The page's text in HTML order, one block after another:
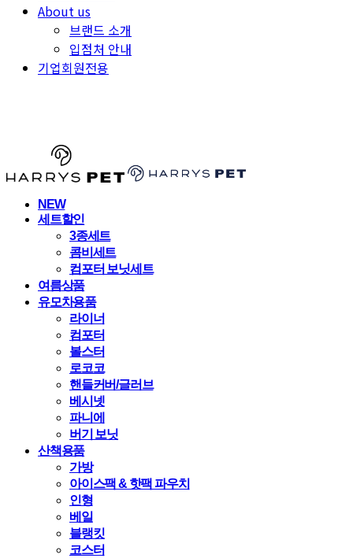
About us
브랜드 소개
입점처 안내
기업회원전용
NEW
세트할인
3종세트
콤비세트
컴포터 보닛세트
여름상품
유모차용품
라이너
컴포터
볼스터
로코코
핸들커버/글러브
베시넷
파니에
버기 보닛
산책용품
가방
아이스팩 & 핫팩 파우치
인형
베일
블랭킷
코스터